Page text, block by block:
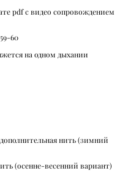
pdf с видео сопровождением
60
на одном дыхании
нить (зимний
(осенне-весенний вариант)